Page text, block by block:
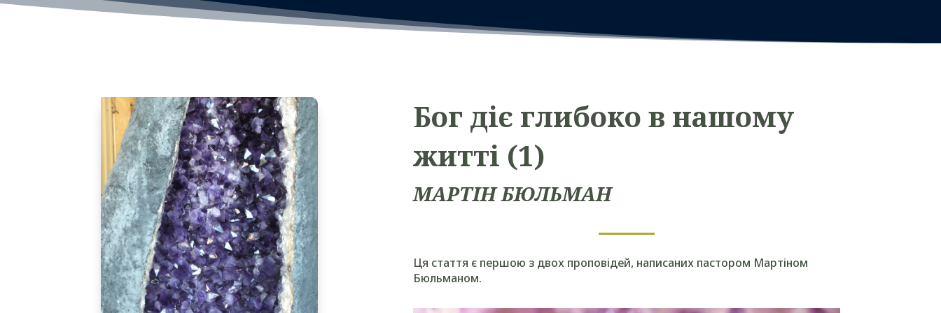
Бог діє глибоко в нашому
житті (1)
МАРТІН БЮЛЬМАН
Ця стаття є першою з двох проповідей, написаних пастором Мартіном
Бюльманом.